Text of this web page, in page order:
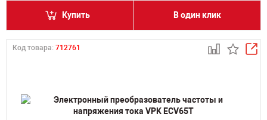
Купить В один клик
Код товара: 712761